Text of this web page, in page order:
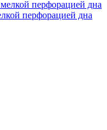
перфорацией дна